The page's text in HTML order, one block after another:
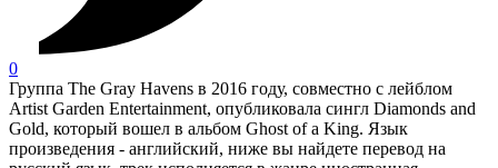
0
Группа The Gray Havens в 2016 году, совместно с лейблом
Artist Garden Entertainment, опубликовала сингл Diamonds and
Gold, который вошел в альбом Ghost of a King. Язык
произведения - английский, ниже вы найдете перевод на